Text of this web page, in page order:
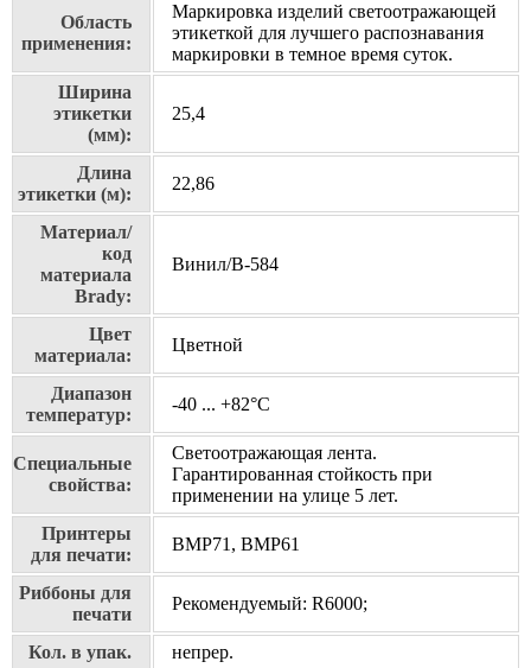
Область
применения:
Маркировка изделий cветоотражающей
этикеткой для лучшего распознавания
маркировки в темное время суток.
Ширина
этикетки
(мм):
25,4
Длина
этикетки (м):
22,86
Материал/
код
материала
Brady:
Винил/В-584
Цвет
материала:
Цветной
Диапазон
температур:
-40 ... +82°С
Специальные
свойства:
Светоотражающая лента.
Гарантированная стойкость при
применении на улице 5 лет.
Принтеры
для печати:
BMP71, BMP61
Риббоны для
печати
Рекомендуемый: R6000;
Кол. в упак. непрер.